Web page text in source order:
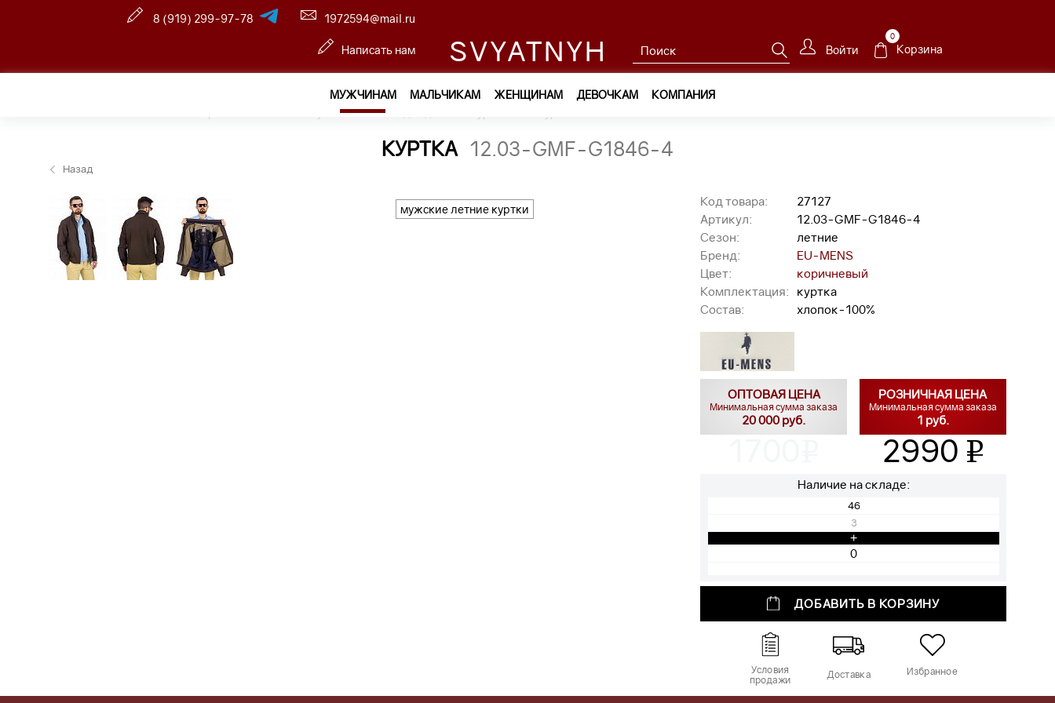
8 (919) 299-97-78 1972594@mail.ru
Написать нам SVYATNYH Войти
0
Корзина
МУЖЧИНАМ МАЛЬЧИКАМ ЖЕНЩИНАМ ДЕВОЧКАМ КОМПАНИЯ
Мужчинам —
КУРТКА 12.03-GMF-G1846-4
Назад
Код товара:
27127
Артикул:
12.03-GMF-G1846-4
Сезон:
летние
Бренд:
EU-MENS
Цвет:
коричневый
Комплектация:
куртка
Состав:
хлопок-100%
ОПТОВАЯ ЦЕНА
Минимальная сумма заказа
20 000 руб.
РОЗНИЧНАЯ ЦЕНА
Минимальная сумма заказа
1 руб.
2990 v
Наличие на складе:
46
3
+
ДОБАВИТЬ В КОРЗИНУ
Условия
продажи
Доставка Избранное
мужские летние куртки